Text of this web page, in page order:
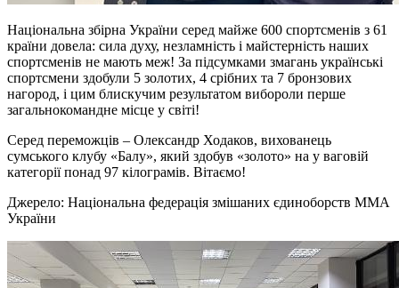
Національна збірна України серед майже 600 спортсменів з 61
країни довела: сила духу, незламність і майстерність наших
спортсменів не мають меж! За підсумками змагань українські
спортсмени здобули 5 золотих, 4 срібних та 7 бронзових
нагород, і цим блискучим результатом вибороли перше
загальнокомандне місце у світі!
Серед переможців – Олександр Ходаков, вихованець
сумського клубу «Балу», який здобув «золото» на у ваговій
категорії понад 97 кілограмів. Вітаємо!
Джерело: Національна федерація змішаних єдиноборств ММА
України